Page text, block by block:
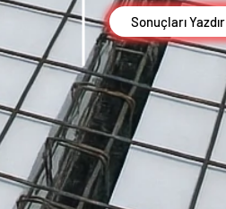
Sonuçları Yazdır